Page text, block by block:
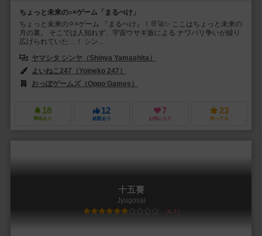
ちょっと未来の○×ゲーム「まるぺけ」
ちょっと未来の⚪︎×ゲーム 『まるぺけ』！🐰🚀✨ ここはちょっと未来の
月の裏。 そこでは人知れず、宇宙ウサギ族による ナワバリ争いが繰り
広げられていた…！ シン...
ヤマシタ シンヤ（Shinya Yamashita）
よいねこ247（Yoineko 247）
おっぽゲームズ（Oppo Games）
18
興味あり
12
経験あり
7
お気に入り
23
持ってる
十五賽
Jyugosai
6.2